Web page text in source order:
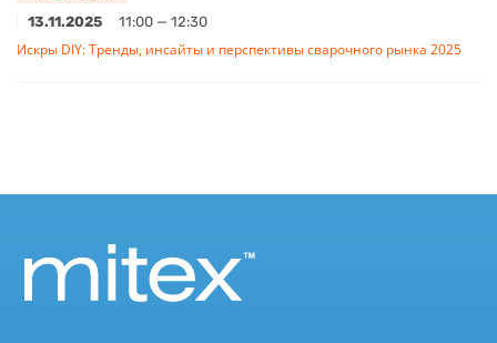
13.11.2025
11:00 — 12:30
Искры DIY: Тренды, инсайты и перспективы сварочного рынка 2025